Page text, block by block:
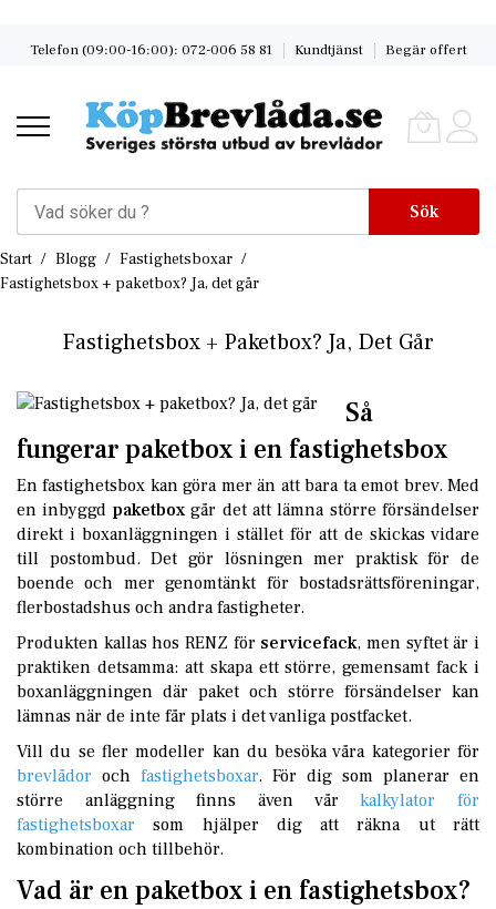
Telefon (09:00-16:00): 072-006 58 81 Kundtjänst Begär offert
Sök
Start Blogg
Fastighetsboxar
Fastighetsbox + paketbox? Ja, det går
Fastighetsbox + Paketbox? Ja, Det Går
Så
fungerar paketbox i en fastighetsbox
En fastighetsbox kan göra mer än att bara ta emot brev. Med
en inbyggd paketboxgår det att lämna större försändelser
direkt i boxanläggningen i stället för att de skickas vidare
till postombud. Det gör lösningen mer praktisk för de
boende och mer genomtänkt för bostadsrättsföreningar,
flerbostadshus och andra fastigheter.
Produkten kallas hos RENZ för servicefack, men syftet är i
praktiken detsamma: att skapa ett större, gemensamt fack i
boxanläggningen där paket och större försändelser kan
lämnas när de inte får plats i det vanliga postfacket.
Vill du se fler modeller kan du besöka våra kategorier för
brevlådor och fastighetsboxar. För dig som planerar en
större anläggning finns även vårkalkylator för
fastighetsboxar som hjälper dig att räkna ut rätt
kombination och tillbehör.
Vad är en paketbox i en fastighetsbox?